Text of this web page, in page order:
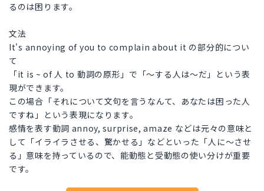
るのは困ります。
文法
It's annoying of you to complain about it の部分的につい
て
「it is ~ of 人 to 動詞の原形」で「～する人は～だ」という表
現ができます。
この場合「それについて文句を言うなんて、あなたは困った人
ですね」という表現になります。
感情を表す動詞 annoy, surprise, amaze などは元々の意味と
して「イライラさせる、驚かせる」などといった「人に～させ
る」意味を持っているので、能動態と受動態の使い分けが重要
です。